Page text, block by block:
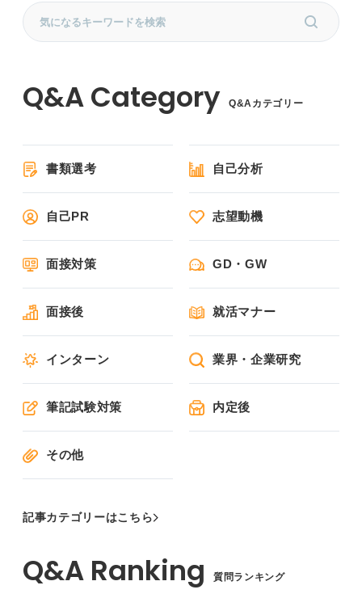
Q&Aカテゴリー
書類選考 自己分析
自己PR 志望動機
面接対策 GD・GW
面接後 就活マナー
インターン 業界・企業研究
筆記試験対策 内定後
その他
記事カテゴリーはこちら
質問ランキング